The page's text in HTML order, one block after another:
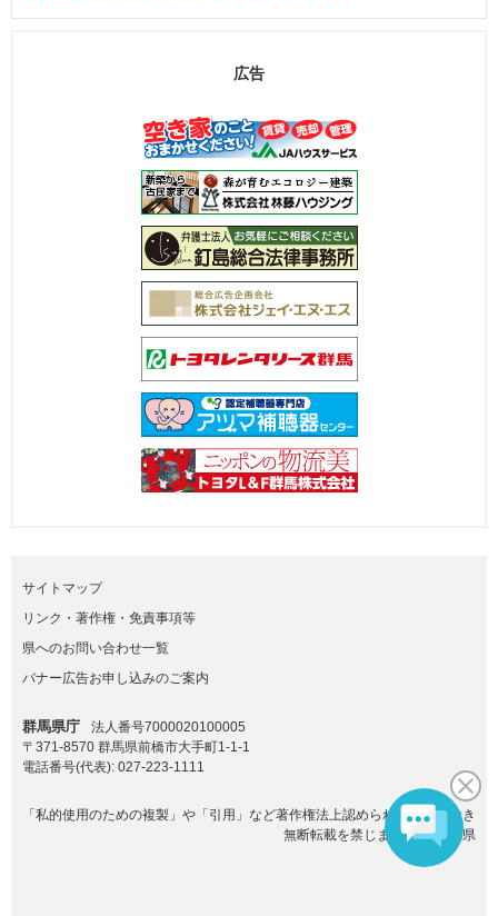
広告
サイトマップ
リンク・著作権・免責事項等
県へのお問い合わせ一覧
バナー広告お申し込みのご案内
群馬県庁
法人番号7000020100005
〒371-8570 群馬県前橋市大手町1-1-1
電話番号(代表): 027-223-1111
「私的使用のための複製」や「引用」など著作権法上認められた場合を除き
無断転載を禁じます。(C)群馬県